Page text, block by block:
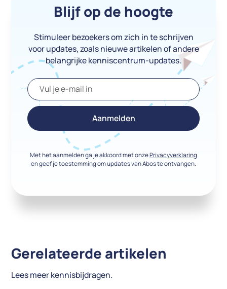
Blijf op de hoogte
Stimuleer bezoekers om zich in te schrijven
voor updates, zoals nieuwe artikelen of andere
belangrijke kenniscentrum-updates.
Met het aanmelden ga je akkoord met onzePrivacyverklaring
en geef je toestemming om updates van Abos te ontvangen.
Gerelateerde artikelen
Lees meer kennisbijdragen.